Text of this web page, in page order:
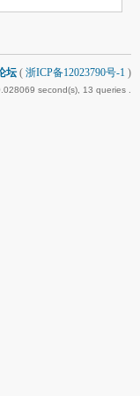
坛 ( 浙ICP备12023790号-1 )
second(s), 13 queries .